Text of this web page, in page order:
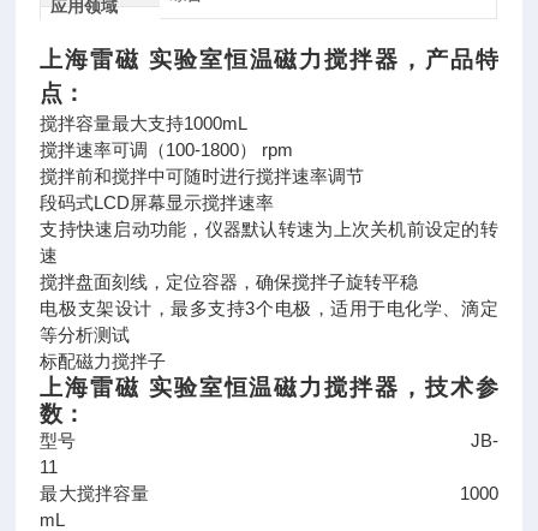
应用领域
上海雷磁 实验室恒温磁力搅拌器， 产品特
点：
搅拌容量最大支持1000mL
搅拌速率可调（100-1800） rpm
搅拌前和搅拌中可随时进行搅拌速率调节
段码式LCD屏幕显示搅拌速率
支持快速启动功能，仪器默认转速为上次关机前设定的转
速
搅拌盘面刻线，定位容器，确保搅拌子旋转平稳
电极支架设计，最多支持3个电极，适用于电化学、滴定
等分析测试
标配磁力搅拌子
上海雷磁 实验室恒温磁力搅拌器 ，技术参
数：
型号 JB-
11
最大搅拌容量 1000
mL